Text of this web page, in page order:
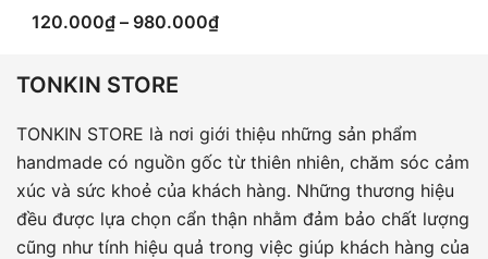
120.000₫ – 980.000₫Khoảng
đến
980.000₫
TONKIN STORE
TONKIN STORE là nơi giới thiệu những sản phẩm
handmade có nguồn gốc từ thiên nhiên, chăm sóc cảm
xúc và sức khoẻ của khách hàng. Những thương hiệu
đều được lựa chọn cẩn thận nhằm đảm bảo chất lượng
cũng như tính hiệu quả trong việc giúp khách hàng của